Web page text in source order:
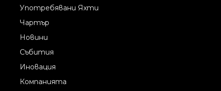
Употребявани Яхти
Чартър
Новини
Събития
Иновация
Компанията